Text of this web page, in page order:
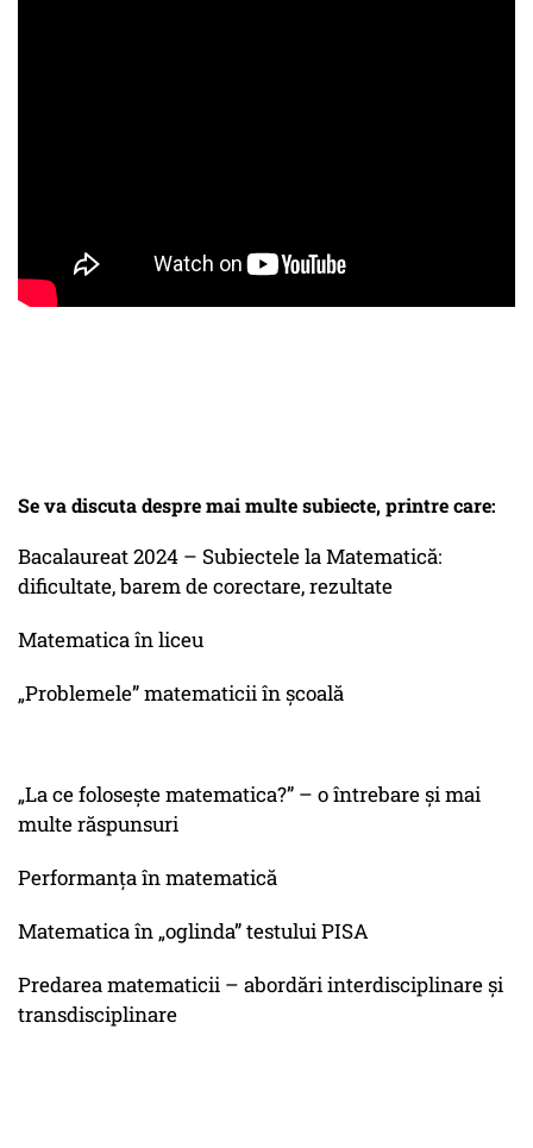
Se va discuta despre mai multe subiecte, printre care:
Bacalaureat 2024 – Subiectele la Matematică:
dificultate, barem de corectare, rezultate
Matematica în liceu
„Problemele” matematicii în școală
„La ce folosește matematica?” – o întrebare și mai
multe răspunsuri
Performanța în matematică
Matematica în „oglinda” testului PISA
Predarea matematicii – abordări interdisciplinare și
transdisciplinare